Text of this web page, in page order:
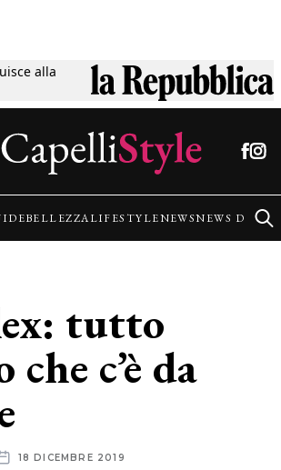
alla
BELLEZZALIFESTYLENEWSNEWS
tutto
c’è da
18 DICEMBRE 2019